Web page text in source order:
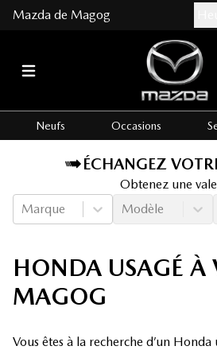
Mazda de Magog
Neufs Occasions
ÉCHANGEZ
Obtenez une
Marque
Modèle
HONDA USAGÉ À
MAGOG
Vous êtes à la recherche d’un Honda